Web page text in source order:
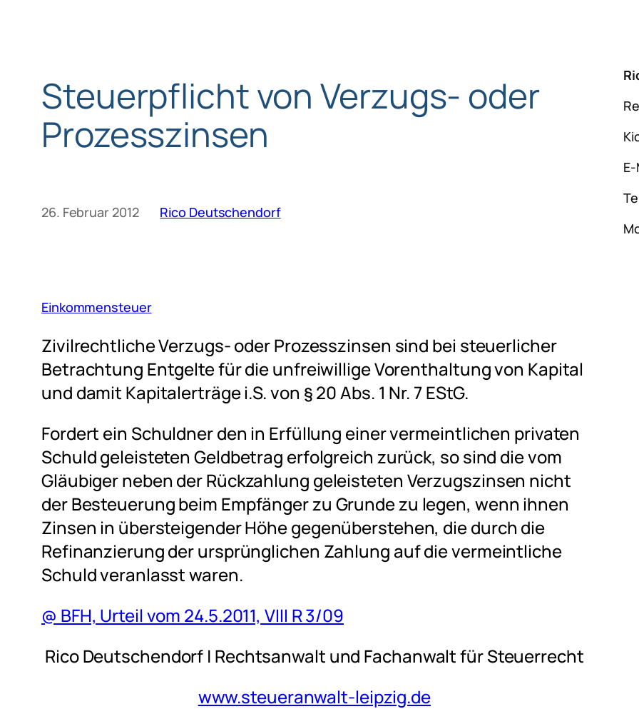
Steuerpflicht von Verzugs- oder
Prozesszinsen
26. Februar 2012 Rico Deutschendorf
Einkommensteuer
Zivilrechtliche Verzugs- oder Prozesszinsen sind bei steuerlicher
Betrachtung Entgelte für die unfreiwillige Vorenthaltung von Kapital
und damit Kapitalerträge i.S. von § 20 Abs. 1 Nr. 7 EStG.
Fordert ein Schuldner den in Erfüllung einer vermeintlichen privaten
Schuld geleisteten Geldbetrag erfolgreich zurück, so sind die vom
Gläubiger neben der Rückzahlung geleisteten Verzugszinsen nicht
der Besteuerung beim Empfänger zu Grunde zu legen, wenn ihnen
Zinsen in übersteigender Höhe gegenüberstehen, die durch die
Refinanzierung der ursprünglichen Zahlung auf die vermeintliche
Schuld veranlasst waren.
@ BFH, Urteil vom 24.5.2011, VIII R 3/09
Rico Deutschendorf | Rechtsanwalt und Fachanwalt für Steuerrecht
www.steueranwalt-leipzig.de